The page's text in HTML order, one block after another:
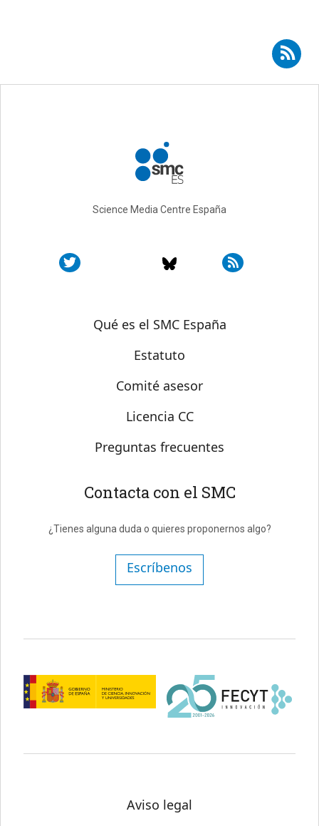
Suscribirse a RSS - Carmen Pérez Rodrigo
Science Media Centre España
Sobre SMC España
Qué es el SMC España
Estatuto
Comité asesor
Licencia CC
Preguntas frecuentes
Contacta con el SMC
¿Tienes alguna duda o quieres proponernos algo?
Escríbenos
Aviso legal